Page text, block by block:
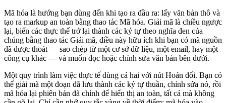
Mã hóa là hướng bạn dùng đến khi tạo ra đầu ra: lấy văn bản thô và
tạo ra markup an toàn bằng thao tác Mã hóa. Giải mã là chiều ngược
lại, biến các thực thể trở lại thành các ký tự theo nghĩa đen của
chúng bằng thao tác Giải mã, điều này hữu ích khi bạn có mã nguồn
đã được thoát — sao chép từ một cơ sở dữ liệu, một email, hay một
công cụ khác — và muốn đọc hoặc chỉnh sửa văn bản bên dưới.
Một quy trình làm việc thực tế dùng cả hai với nút Hoán đổi. Bạn có
thể giải mã một đoạn đã lưu thành các ký tự thuần, chỉnh sửa nó, rồi
mã hóa lại phiên bản đã chỉnh để hiển thị an toàn, tất cả mà không